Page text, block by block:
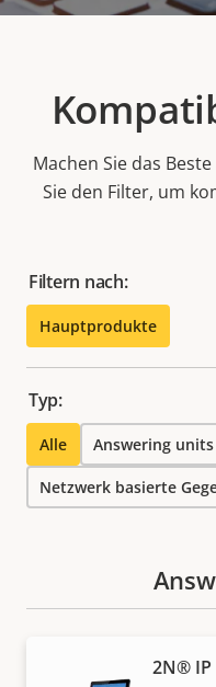
Machen Sie das
Sie den Filter, um
Filtern nach:
Hauptprodukte
Typ:
Alle Answering units
Netzwerk basierte
2N® IP